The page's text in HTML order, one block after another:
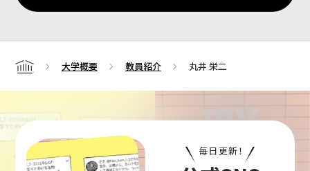
Home 大学概要 教員紹介 丸井 栄二
毎日更新！